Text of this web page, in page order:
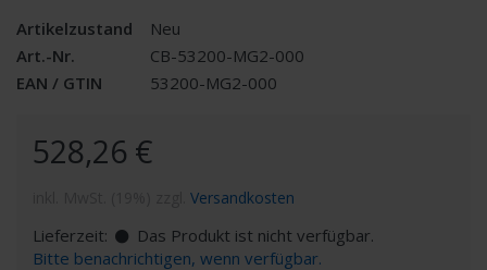
Artikelzustand
Neu
Art.-Nr.
CB-53200-MG2-000
EAN / GTIN
53200-MG2-000
528,26 €
Versandkosten
Lieferzeit:
Das Produkt ist nicht verfügbar.
Bitte benachrichtigen, wenn verfügbar.